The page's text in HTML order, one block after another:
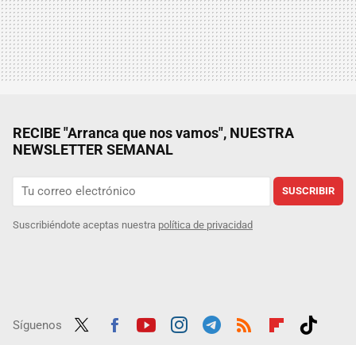
RECIBE "Arranca que nos vamos", NUESTRA
NEWSLETTER SEMANAL
SUSCRIBIR
Suscribiéndote aceptas nuestra política de privacidad
Síguenos